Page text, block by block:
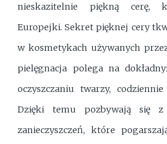
nieskazitelnie piękną cerę,
Europejki. Sekret pięknej cery
w kosmetykach używanych
pielęgnacja polega na
oczyszczaniu twarzy,
Dzięki temu pozbywają się z
zanieczyszczeń, które